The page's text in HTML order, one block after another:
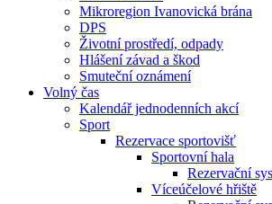
Mikroregion Ivanovická brána
DPS
Životní prostředí, odpady
Hlášení závad a škod
Smuteční oznámení
Volný čas
Kalendář jednodenních akcí
Sport
Rezervace sportovišť
Sportovní hala
Rezervační
Víceúčelové hřiště